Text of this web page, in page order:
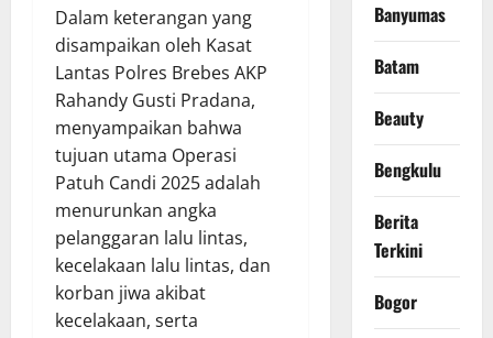
Dalam keterangan yang
disampaikan oleh Kasat
Lantas Polres Brebes AKP
Rahandy Gusti Pradana,
menyampaikan bahwa
tujuan utama Operasi
Patuh Candi 2025 adalah
menurunkan angka
pelanggaran lalu lintas,
kecelakaan lalu lintas, dan
korban jiwa akibat
kecelakaan, serta
Banyumas
Batam
Beauty
Bengkulu
Berita
Terkini
Bogor